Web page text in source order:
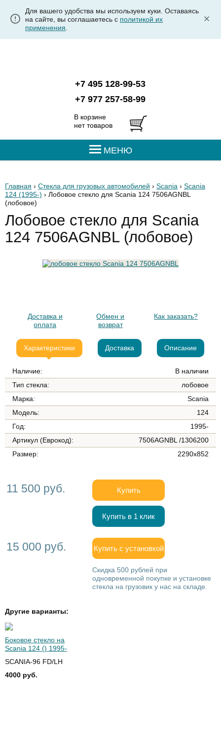
Для вашего удобства мы используем куки. Оставаясь
на сайте, вы соглашаетесь с политикой их
применения
+7 495 128-99-53
+7 977 257-58-99
В корзине
нет товаров
МЕНЮ
Главная › Стекла для грузовых автомобилей › Scania › Scania
124 (1995-) › Лобовое стекло для Scania 124 7506AGNBL
(лобовое)
Лобовое стекло для Scania
124 7506AGNBL (лобовое)
Доставка и
оплата
Обмен и
возврат
Как заказать?
Характеристики Доставка Описание
Наличие:
В наличии
Тип стекла:
лобовое
Марка:
Scania
Модель:
124
Год:
1995-
Артикул (Еврокод):
7506AGNBL /1306200
Размер:
2290x852
11 500 руб. Купить
Купить в 1 клик
15 000 руб. Купить с установкой
Скидка 500 рублей при
одновременной покупке и установке
стекла на грузовик у нас на складе.
Другие варианты:
Боковое стекло на
Scania 124 () 1995-
SCANIA-96 FD/LH
4000 руб.